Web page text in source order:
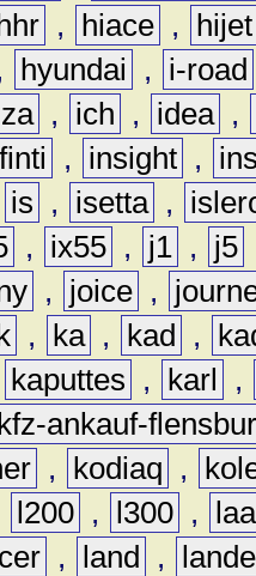
hhr , hiace ,
hijet
hyundai ,
i-road
, ich , idea ,
, insight ,
is , isetta ,
, ix55 , j1 , j5
, joice ,
k , ka , kad ,
kaputtes , karl
,
kfz-ankauf-
, kodiaq ,
l200 , l300 ,
, land ,